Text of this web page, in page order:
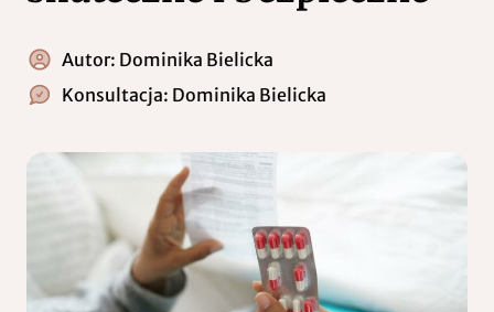
Autor: Dominika Bielicka
Konsultacja: Dominika Bielicka